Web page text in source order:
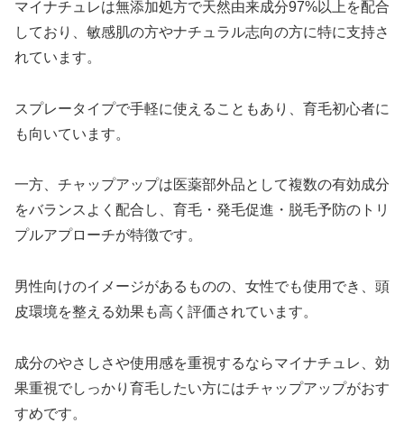
マイナチュレは無添加処方で天然由来成分97%以上を配合
しており、敏感肌の方やナチュラル志向の方に特に支持さ
れています。
スプレータイプで手軽に使えることもあり、育毛初心者に
も向いています。
一方、チャップアップは医薬部外品として複数の有効成分
をバランスよく配合し、育毛・発毛促進・脱毛予防のトリ
プルアプローチが特徴です。
男性向けのイメージがあるものの、女性でも使用でき、頭
皮環境を整える効果も高く評価されています。
成分のやさしさや使用感を重視するならマイナチュレ、効
果重視でしっかり育毛したい方にはチャップアップがおす
すめです。